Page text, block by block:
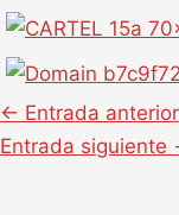
← Entrada anterior
Entrada siguiente